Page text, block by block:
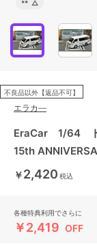
** △
不良品以外【返品不可】
エラカ―
EraCar 1/64
15th
￥2,420 税込
各種特典利用でさらに
￥2,419 OFF